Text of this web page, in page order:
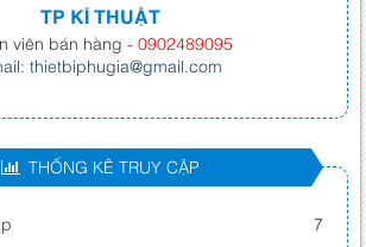
TP KĨ THUẬT
viên bán hàng - 0902489095
thietbiphugia@gmail.com
THỐNG KÊ TRUY CẬP
7